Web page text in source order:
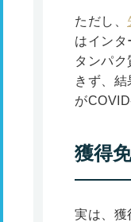
ただし、
はインタ
タンパ
きず、
が
獲得
実は、獲